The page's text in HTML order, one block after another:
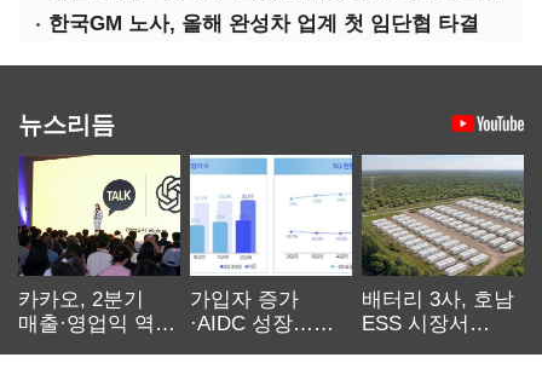
한국GM 노사, 올해 완성차 업계 첫 임단협 타결
뉴스리듬
카카오, 2분기
매출·영업익 역대
가입자 증가
·AIDC 성장…
배터리 3사, 호남
ESS 시장서